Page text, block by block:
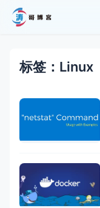
标签：Linux